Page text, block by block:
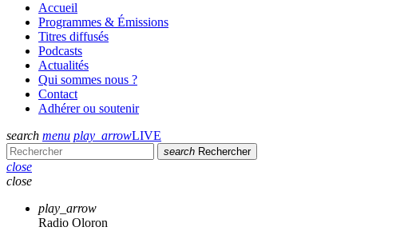
Accueil
Programmes & Émissions
Titres diffusés
Podcasts
Actualités
Qui sommes nous ?
Contact
Adhérer ou soutenir
search menu play_arrowLIVE
search Rechercher
close
close
play_arrow
Radio Oloron